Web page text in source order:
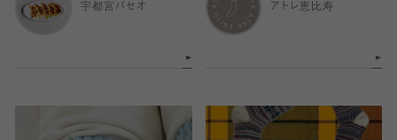
宇都宮パセオ
アトレ恵比寿